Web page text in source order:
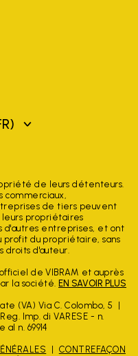
de leurs détenteurs.
commerciaux,
de tiers peuvent
propriétaires
d'autres entreprises, et ont
profit du propriétaire, sans
droits d'auteur.
de VIBRAM et auprès
la société. EN SAVOIR PLUS
(VA) Via C. Colombo, 5
Imp. di VARESE - n.
al n. 69914
CONTREFAÇON